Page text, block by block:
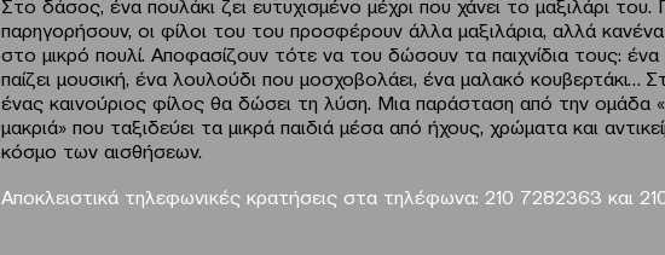
παρηγορήσουν, οι φίλοι του του προσφέρουν άλλα μαξιλάρια, αλλά
στο μικρό πουλί. Αποφασίζουν τότε να του δώσουν τα παιχνίδια τους: ένα
παίζει μουσική, ένα λουλούδι που μοσχοβολάει, ένα μαλακό κουβερτάκι…
ένας καινούριος φίλος θα δώσει τη λύση. Μια παράσταση από την ομάδα
μακριά» που ταξιδεύει τα μικρά παιδιά μέσα από ήχους, χρώματα και
κόσμο των αισθήσεων.
Αποκλειστικά τηλεφωνικές κρατήσεις στα τηλέφωνα: 210 7282363 και